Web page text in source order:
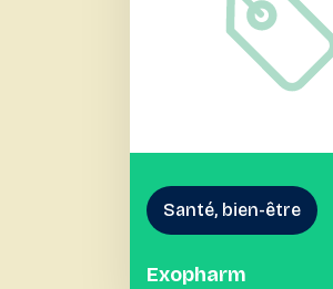
Santé, bien-être
Exopharm